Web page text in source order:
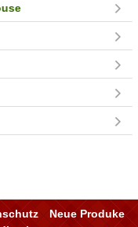
Neue Produke